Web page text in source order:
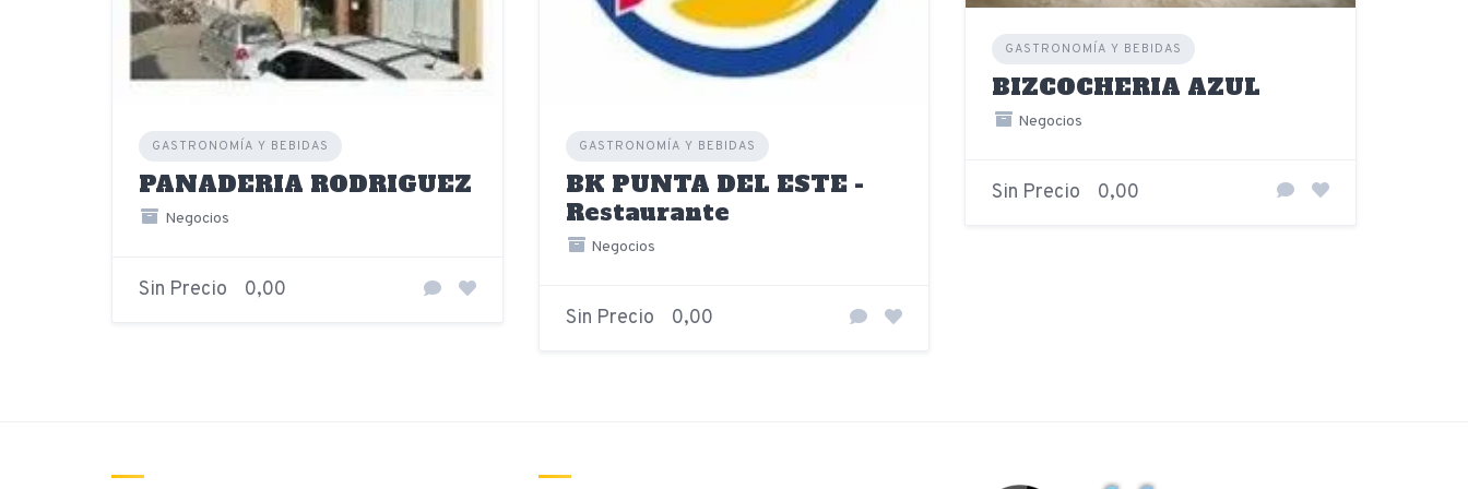
GASTRONOMÍA Y BEBIDAS
PANADERIA RODRIGUEZ
Negocios
Sin Precio 0,00
GASTRONOMÍA Y BEBIDAS
BK PUNTA DEL ESTE -
Restaurante
Negocios
Sin Precio 0,00
GASTRONOMÍA Y BEBIDAS
BIZCOCHERIA AZUL
Negocios
Sin Precio 0,00